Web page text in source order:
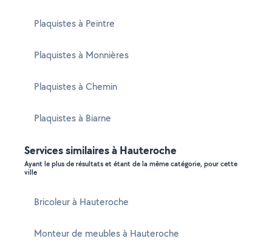
Plaquistes à Peintre
Plaquistes à Monnières
Plaquistes à Chemin
Plaquistes à Biarne
Services similaires à Hauteroche
Ayant le plus de résultats et étant de la même catégorie, pour cette
ville
Bricoleur à Hauteroche
Monteur de meubles à Hauteroche